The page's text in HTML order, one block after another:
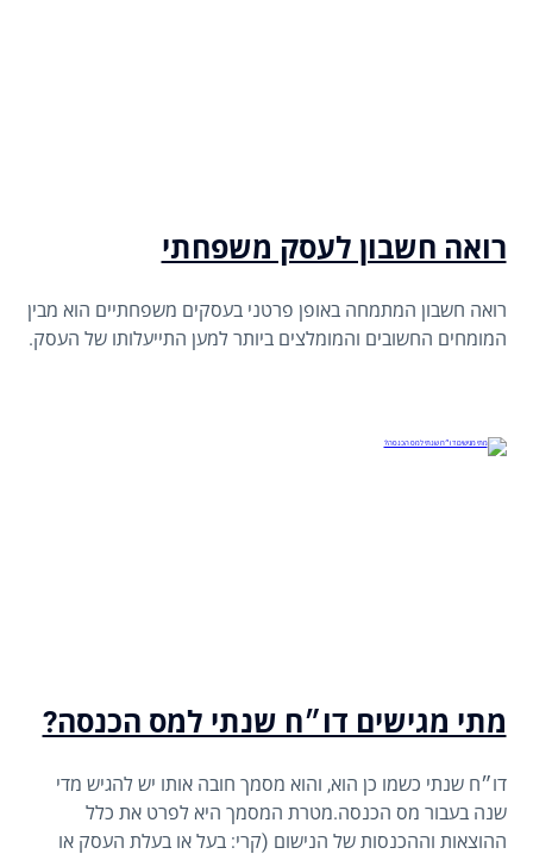
רואה חשבון לעסק משפחתי
רואה חשבון המתמחה באופן פרטני בעסקים משפחתיים הוא מבין
המומחים החשובים והמומלצים ביותר למען התייעלותו של העסק.
מתי מגישים דו״ח שנתי למס הכנסה?
דו״ח שנתי כשמו כן הוא, והוא מסמך חובה אותו יש להגיש מדי
שנה בעבור מס הכנסה.מטרת המסמך היא לפרט את כלל
ההוצאות וההכנסות של הנישום (קרי: בעל או בעלת העסק או